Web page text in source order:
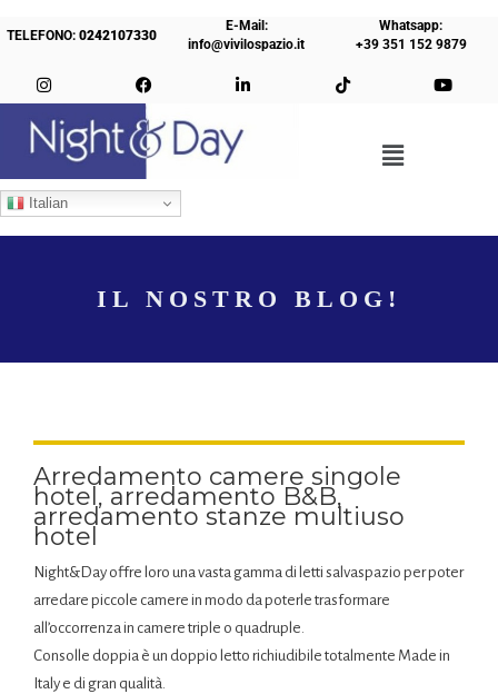
TELEFONO:0242107330
E-Mail:
info@vivilospazio.it
Whatsapp:
+39 351 152 9879
Italian
IL NOSTRO BLOG!
Arredamento camere singole
hotel, arredamento B&B,
arredamento stanze multiuso
hotel
Night&Day offre loro una vasta gamma di letti salvaspazio per poter
arredare piccole camere in modo da poterle trasformare
all’occorrenza in camere triple o quadruple.
Consolle doppia è un doppio letto richiudibile totalmente Made in
Italy e di gran qualità.